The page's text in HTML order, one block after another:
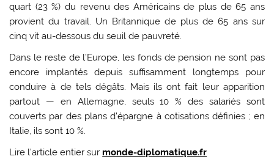
quart (23 %) du revenu des Américains de plus de 65 ans
provient du travail. Un Britannique de plus de 65 ans sur
cinq vit au-dessous du seuil de pauvreté.
Dans le reste de l’Europe, les fonds de pension ne sont pas
encore implantés depuis suffisamment longtemps pour
conduire à de tels dégâts. Mais ils ont fait leur apparition
partout — en Allemagne, seuls 10 % des salariés sont
couverts par des plans d’épargne à cotisations définies ; en
Italie, ils sont 10 %.
Lire l’article entier sur monde-diplomatique.fr